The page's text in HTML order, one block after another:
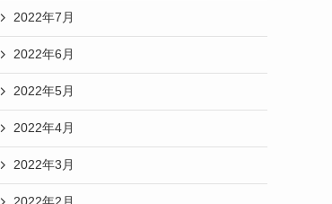
2022年7月
2022年6月
2022年5月
2022年4月
2022年3月